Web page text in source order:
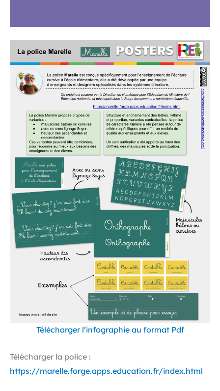
Télécharger l’infographie au format Pdf
Télécharger la police :
https://marelle.forge.apps.education.fr/index.html